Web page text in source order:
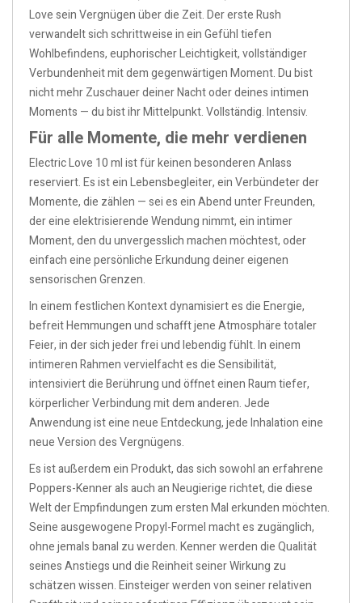
Love sein Vergnügen über die Zeit. Der erste Rush
verwandelt sich schrittweise in ein Gefühl tiefen
Wohlbefindens, euphorischer Leichtigkeit, vollständiger
Verbundenheit mit dem gegenwärtigen Moment. Du bist
nicht mehr Zuschauer deiner Nacht oder deines intimen
Moments — du bist ihr Mittelpunkt. Vollständig. Intensiv.
Für alle Momente, die mehr verdienen
Electric Love 10 ml ist für keinen besonderen Anlass
reserviert. Es ist ein Lebensbegleiter, ein Verbündeter der
Momente, die zählen — sei es ein Abend unter Freunden,
der eine elektrisierende Wendung nimmt, ein intimer
Moment, den du unvergesslich machen möchtest, oder
einfach eine persönliche Erkundung deiner eigenen
sensorischen Grenzen.
In einem festlichen Kontext dynamisiert es die Energie,
befreit Hemmungen und schafft jene Atmosphäre totaler
Feier, in der sich jeder frei und lebendig fühlt. In einem
intimeren Rahmen vervielfacht es die Sensibilität,
intensiviert die Berührung und öffnet einen Raum tiefer,
körperlicher Verbindung mit dem anderen. Jede
Anwendung ist eine neue Entdeckung, jede Inhalation eine
neue Version des Vergnügens.
Es ist außerdem ein Produkt, das sich sowohl an erfahrene
Poppers-Kenner als auch an Neugierige richtet, die diese
Welt der Empfindungen zum ersten Mal erkunden möchten.
Seine ausgewogene Propyl-Formel macht es zugänglich,
ohne jemals banal zu werden. Kenner werden die Qualität
seines Anstiegs und die Reinheit seiner Wirkung zu
schätzen wissen. Einsteiger werden von seiner relativen